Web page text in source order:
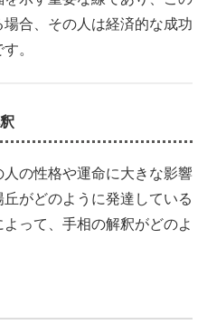
合、その人は経済的な成功
。
の性格や運命に大きな影響
がどのように発達している
って、手相の解釈がどのよ